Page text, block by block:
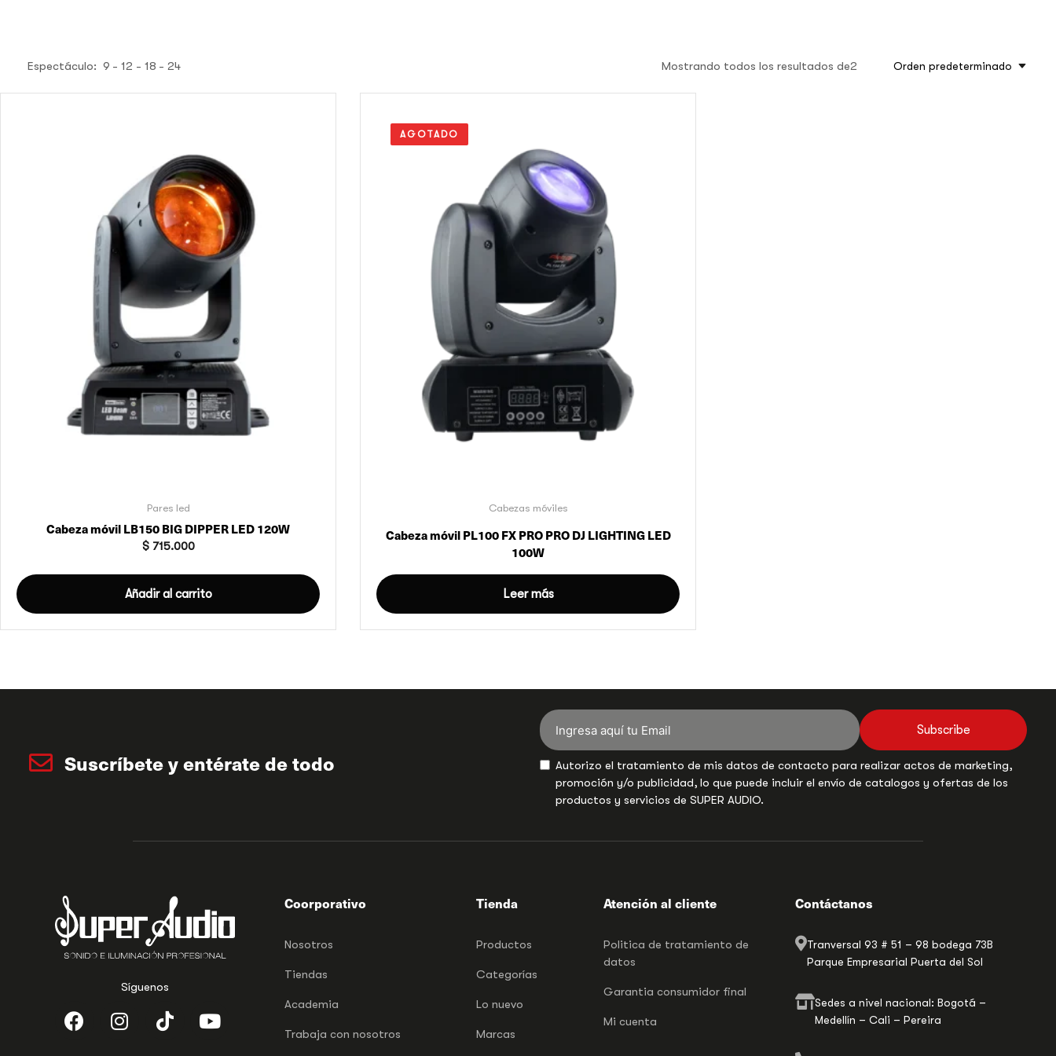
Espectáculo: 9 12 18 24 Mostrando todos los resultados de2 Orden predeterminado
Pares led
Cabeza móvil LB150 BIG DIPPER LED 120W
$715.000
Añadir al carrito
AGOTADO
Cabezas móviles
Cabeza móvil PL100 FX PRO PRO DJ LIGHTING LED
100W
Leer más
Suscríbete y entérate de todo
Subscribe
Autorizo el tratamiento de mis datos de contacto para realizar actos de marketing,
promoción y/o publicidad, lo que puede incluir el envío de catalogos y ofertas de los
productos y servicios de SUPER AUDIO.
Síguenos
Coorporativo
Nosotros
Tiendas
Academia
Trabaja con nosotros
Tienda
Productos
Categorías
Lo nuevo
Marcas
Atención al cliente
Politica de tratamiento de
datos
Garantia consumidor final
Mi cuenta
Contáctanos
Tranversal 93 # 51 – 98 bodega 73B
Parque Empresarial Puerta del Sol
Sedes a nivel nacional: Bogotá –
Medellín – Cali – Pereira